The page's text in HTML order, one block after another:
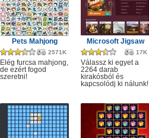
Pets Mahjong
2571K
Elég furcsa mahjong,
de ezért fogod
szeretni!
Microsoft Jigsaw
17K
Válassz ki egyet a
2264 darab
kirakósból és
kapcsolódj ki nálunk!